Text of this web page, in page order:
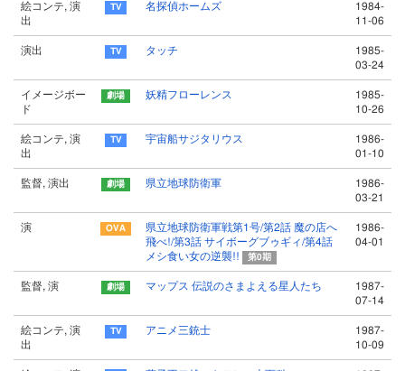
絵コンテ, 演
出
名探偵ホームズ
1984-
11-06
演出 タッチ
1985-
03-24
イメージボー
ド
妖精フローレンス
1985-
10-26
絵コンテ, 演
出
宇宙船サジタリウス
1986-
01-10
監督, 演出 県立地球防衛軍
1986-
03-21
演
県立地球防衛軍戦第1号/第2話 魔の店へ
飛べ!/第3話 サイボーグブゥギィ/第4話
メシ食い女の逆襲!!
第0期
1986-
04-01
監督, 演 マップス 伝説のさまよえる星人たち
1987-
07-14
絵コンテ, 演
出
アニメ三銃士
1987-
10-09